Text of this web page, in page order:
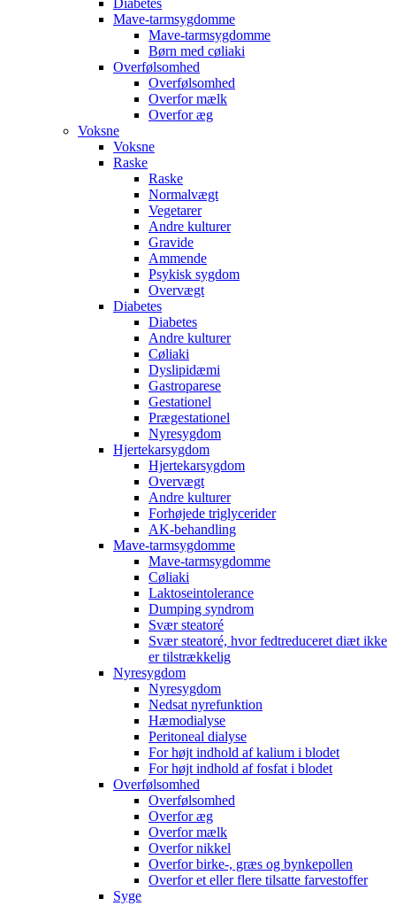
Diabetes
Mave-tarmsygdomme
Mave-tarmsygdomme
Børn med cøliaki
Overfølsomhed
Overfølsomhed
Overfor mælk
Overfor æg
Voksne
Voksne
Raske
Raske
Normalvægt
Vegetarer
Andre kulturer
Gravide
Ammende
Psykisk sygdom
Overvægt
Diabetes
Diabetes
Andre kulturer
Cøliaki
Dyslipidæmi
Gastroparese
Gestationel
Prægestationel
Nyresygdom
Hjertekarsygdom
Hjertekarsygdom
Overvægt
Andre kulturer
Forhøjede triglycerider
AK-behandling
Mave-tarmsygdomme
Mave-tarmsygdomme
Cøliaki
Laktoseintolerance
Dumping syndrom
Svær steatoré
Svær steatoré, hvor fedtreduceret diæt ikke
er tilstrækkelig
Nyresygdom
Nyresygdom
Nedsat nyrefunktion
Hæmodialyse
Peritoneal dialyse
For højt indhold af kalium i blodet
For højt indhold af fosfat i blodet
Overfølsomhed
Overfølsomhed
Overfor æg
Overfor mælk
Overfor nikkel
Overfor birke-, græs og bynkepollen
Overfor et eller flere tilsatte farvestoffer
Syge